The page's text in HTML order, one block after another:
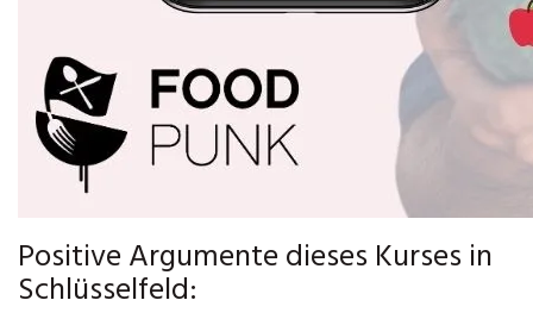
Positive Argumente dieses Kurses in
Schlüsselfeld: